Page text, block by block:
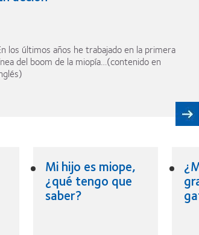
los últimos años he trabajado en la primera
del boom de la miopía…(contenido en
Mi hijo es miope,
¿qué tengo que
saber?